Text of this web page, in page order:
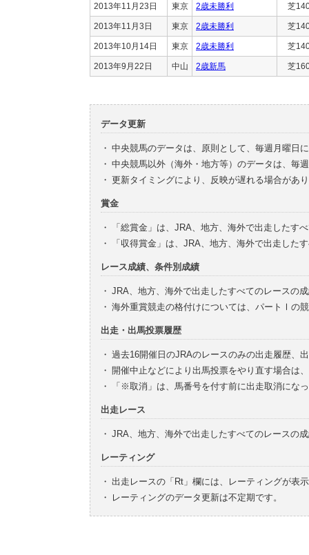
2013年11月23日 東京 2歳未勝利 芝
2013年11月3日 東京 2歳未勝利 芝
2013年10月14日 東京 2歳未勝利 芝
2013年9月22日 中山 2歳新馬 芝
データ更新
・ 中央競馬のデータは、原則として、毎週月曜日
・ 中央競馬以外（海外・地方等）のデータは、毎
・ 更新タイミングにより、反映が遅れる場合があ
賞金
・
「総賞金」は、JRA、地方、海外で出走したす
・
「収得賞金」は、JRA、地方、海外で出走した
レース成績、条件別成績
・ JRA、地方、海外で出走したすべてのレースの
・ 海外重賞競走の格付けについては、パートⅠの
出走・出馬投票履歴
・ 過去16開催日のJRAのレースのみの出走履歴、
・ 開催中止などにより出馬投票をやり直す場合は
・
「※取消」は、馬番号を付す前に出走取消にな
出走レース
・ JRA、地方、海外で出走したすべてのレースの
レーティング
・ 出走レースの「Rt」欄には、レーティングが表
・
レーティングのデータ更新は不定期です。